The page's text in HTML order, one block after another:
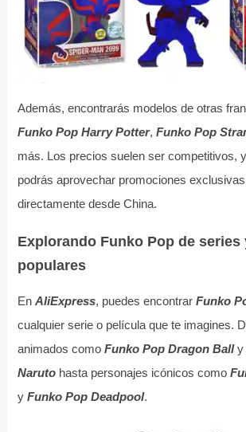
Además, encontrarás modelos de otras
Funko Pop Harry Potter, Funko Pop
más. Los precios suelen ser competitivos,
podrás aprovechar promociones
directamente desde China.
Explorando Funko Pop de series
populares
En AliExpress, puedes encontrar Funko
cualquier serie o película que te imagines.
animados como Funko Pop Dragon Bally
Narutohasta personajes icónicos como
y Funko Pop Deadpool.